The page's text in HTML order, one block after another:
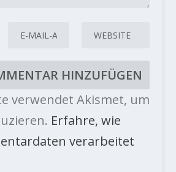
verwendet Akismet, um
Erfahre, wie
verarbeitet